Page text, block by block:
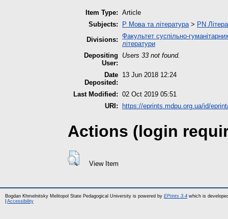
Item Type: Article
Subjects:
P Мова та література> PN
Divisions: Факультет суспільно-
літератури
Depositing
User:
Users 33 not found.
Date
Deposited:
13 Jun 2018 12:24
Last Modified: 02 Oct 2019 05:51
URI:
https://eprints.mdpu.org.ua/id/
Actions (login
View Item
Bogdan Khmelnitsky Melitopol State Pedagogical University is powered by EPrints 3.4 which is
Accessibility